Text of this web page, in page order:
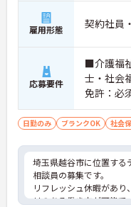
雇用形態 契約社員
応募要件
■介護福
士・社会
免許：必
ブランク
日勤のみ ブランクOK 社会
埼玉県越谷市に位置する
相談員の募集です。
リフレッシュ休暇があ
リのある働き方が可能で